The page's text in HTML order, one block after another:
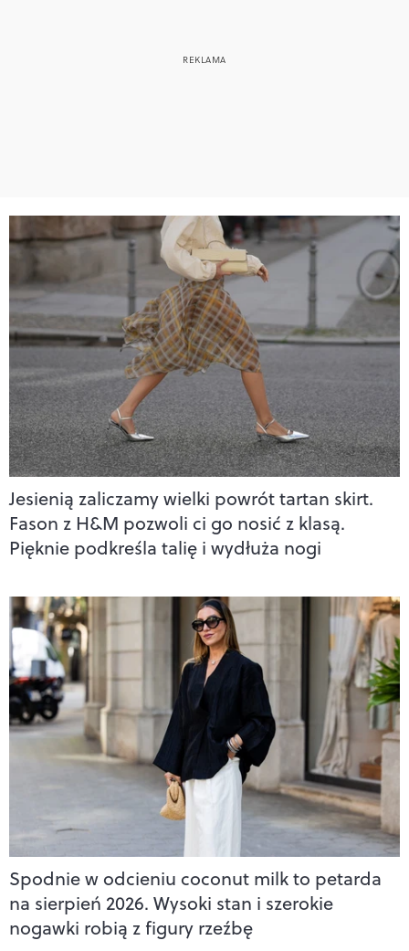
Jesienią zaliczamy wielki powrót tartan skirt.
Fason z H&M pozwoli ci go nosić z klasą.
Pięknie podkreśla talię i wydłuża nogi
Spodnie w odcieniu coconut milk to petarda
na sierpień 2026. Wysoki stan i szerokie
nogawki robią z figury rzeźbę